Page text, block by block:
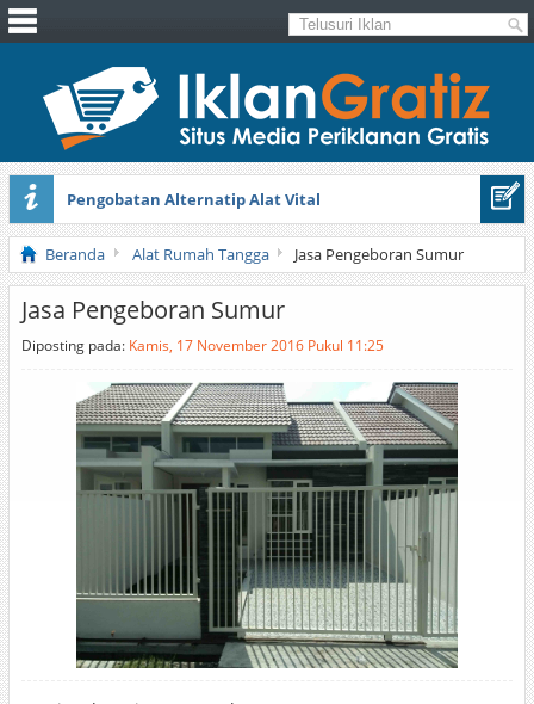
Pengobatan Alternatip Alat Vital
Pita Cantik Pesona
Beranda Alat Rumah Tangga Jasa Pengeboran Sumur
Jasa Pengeboran Sumur
Diposting pada: Kamis, 17 November 2016 Pukul 11:25